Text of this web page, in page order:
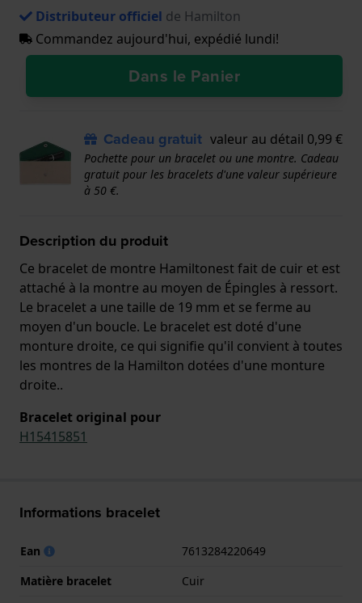
Distributeur officiel de Hamilton
Commandez aujourd'hui, expédié lundi!
Dans le Panier
Cadeau gratuit valeur au détail 0,99 €
Pochette pour un bracelet ou une montre. Cadeau
gratuit pour les bracelets d'une valeur supérieure
à 50 €.
Description du produit
Ce bracelet de montre Hamiltonest fait de cuir et est
attaché à la montre au moyen de Épingles à ressort.
Le bracelet a une taille de 19 mm et se ferme au
moyen d'un boucle. Le bracelet est doté d'une
monture droite, ce qui signifie qu'il convient à toutes
les montres de la Hamilton dotées d'une monture
droite..
Bracelet original pour
H15415851
Informations bracelet
Ean
7613284220649
Matière bracelet
Cuir